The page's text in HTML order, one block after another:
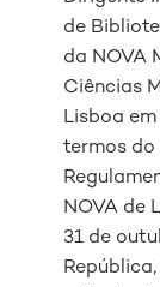
de
da NOVA
Ciências
Lisboa
termos do
NOVA de
31 de
República,